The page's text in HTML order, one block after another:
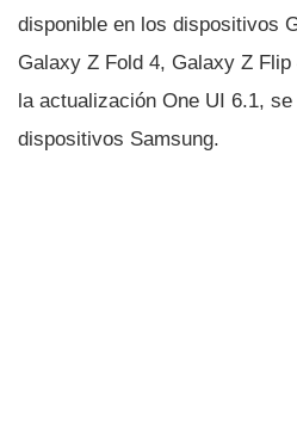
disponible en los dispositivos
Galaxy Z Fold 4, Galaxy Z
la actualización One UI 6.1,
dispositivos Samsung.